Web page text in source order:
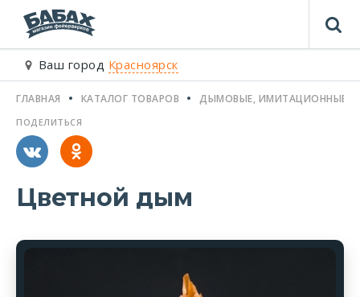
Ваш город Красноярск
ГЛАВНАЯ КАТАЛОГ ТОВАРОВ ДЫМОВЫЕ, ИМИТАЦИОННЫЕ,
Цветной дым
ПОДЕЛИТЬСЯ